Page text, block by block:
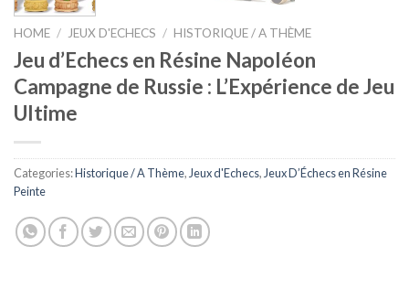
HOME / JEUX D'ECHECS / HISTORIQUE / A THÈME
Jeu d’Echecs en Résine Napoléon
Campagne de Russie : L’Expérience de Jeu
Ultime
Categories:Historique / A Thème, Jeux d'Echecs, Jeux D’Échecs en Résine
Peinte